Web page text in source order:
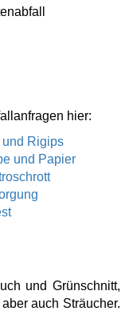
hier:
und Rigips
und Papier
und Grünschnitt,
auch Sträucher.